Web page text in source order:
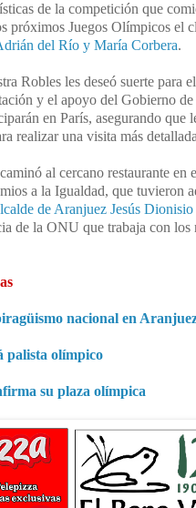
de la competición que
próximos Juegos Olímpicos el
del Río y María Corbera.
Robles les deseó suerte para
y el apoyo del Gobierno de
en París, asegurando que
realizar una visita más
al cercano restaurante en
a la Igualdad, que tuvieron
de Aranjuez Jesús Dionisio
de la ONU que trabaja con los
nacional en
palista olímpico
su plaza olímpica